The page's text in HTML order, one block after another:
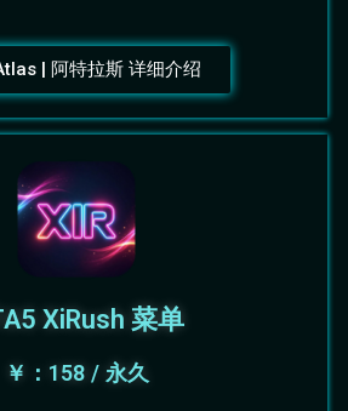
| 阿特拉斯 详细介绍
XiRush 菜单
￥：158 / 永久